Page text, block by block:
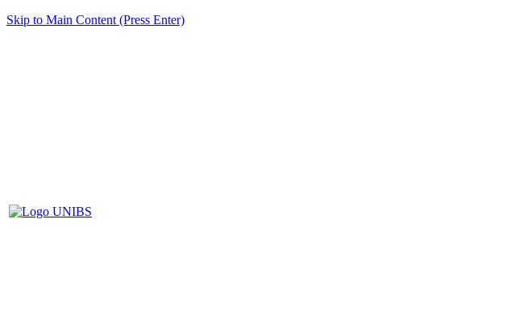
Skip to Main Content (Press Enter)